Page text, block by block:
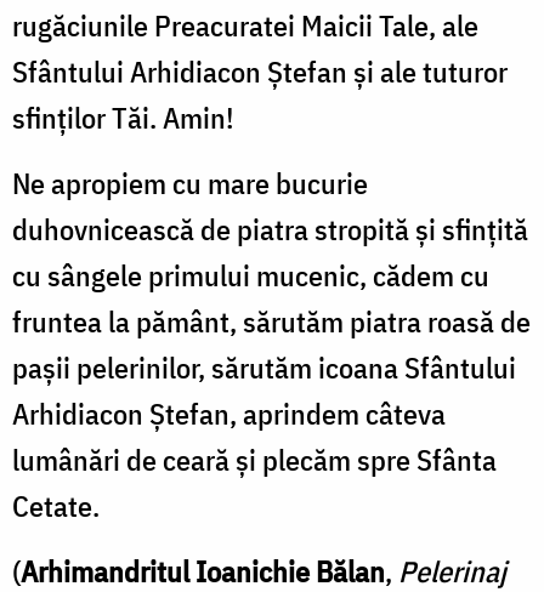
rugăciunile Preacuratei Maicii Tale, ale
Sfântului Arhidiacon Ștefan și ale tuturor
sfinților Tăi. Amin!
Ne apropiem cu mare bucurie
duhovnicească de piatra stropită și sfințită
cu sângele primului mucenic, cădem cu
fruntea la pământ, sărutăm piatra roasă de
pașii pelerinilor, sărutăm icoana Sfântului
Arhidiacon Ștefan, aprindem câteva
lumânări de ceară și plecăm spre Sfânta
Cetate.
(Arhimandritul Ioanichie Bălan, Pelerinaj